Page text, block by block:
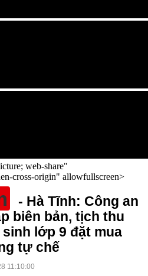
web-share"
cross-origin" allowfullscreen>
- Hà Tĩnh: Công an
biên bản, tịch thu
lớp 9 đặt mua
tự chế
11:10:00